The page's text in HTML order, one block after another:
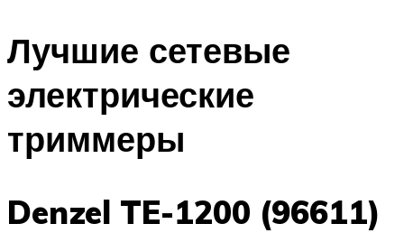
Лучшие сетевые
электрические
триммеры
Denzel TE-1200 (96611)